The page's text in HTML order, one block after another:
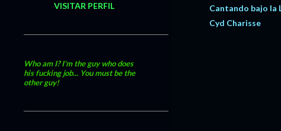
Cantando bajo la
Cyd Charisse
VISITAR PERFIL
Who am I? I'm the guy who does
his fucking job... You must be the
other guy!